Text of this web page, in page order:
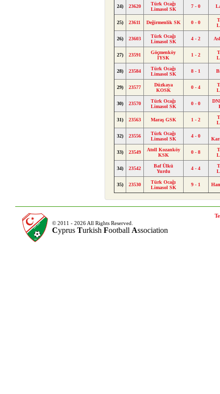
24) 23620
Türk Ocağı
Limasol SK
7 - 0
25) 23611 Değirmenlik SK 0 - 0
26) 23603
Türk Ocağı
Limasol SK
4 - 2
27) 23591
Göçmenköy
İYSK
1 - 2
28) 23584
Türk Ocağı
Limasol SK
8 - 1
29) 23577
Düzkaya
KOSK
0 - 4
30) 23570
Türk Ocağı
Limasol SK
0 - 0
31) 23563 Maraş GSK 1 - 2
32) 23556
Türk Ocağı
Limasol SK
4 - 0
33) 23549
Atoll Kozanköy
KSK
0 - 8
34) 23542
Baf Ülkü
Yurdu
4 - 4
35) 23530
Türk Ocağı
Limasol SK
9 - 1
© 2011 - 2026 All Rights Reserved.
Cyprus Turkish Football Association